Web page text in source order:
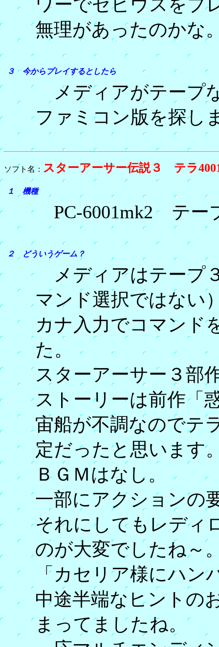
ワーでゼビウスをプ
無理があったのかな
３ 今からプレイするとしたら
メディアがテープ
ファミコン版を探し
ソフト名： スターアーサー伝説３ テラ
１ 機種
PC-6001mk2 テー
２ どういうゲーム？
メディアはテープ
マンド選択ではない
カナ入力でコマンド
た。
スターアーサー３部
ストーリーは前作「
宙船が不調なのでテ
定だったと思います
ＢＧＭはなし。
一部にアクションの
それにしてもレディ
のが大変でしたね～
「カセリア様にハ
中途半端なヒントの
まってましたね。